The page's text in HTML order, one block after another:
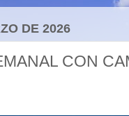
DE 2026
CON